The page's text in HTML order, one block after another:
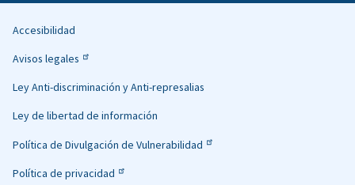
Helpful
Links
Accesibilidad
Avisos legales
Ley Anti-discriminación y Anti-represalias
Ley de libertad de información
Política de Divulgación de Vulnerabilidad
Política de privacidad